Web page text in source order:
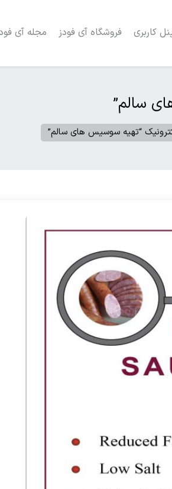
کاربری فروشگاه آی فودز مجله آی
سالم”
“تهیه سوسیس های سالم”